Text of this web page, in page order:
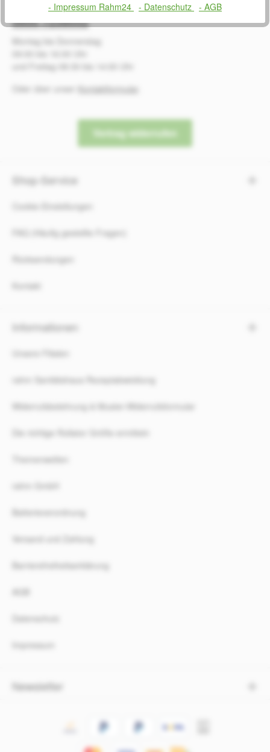
0800 7238052
Montag bis Donnerstag
und Freitag 08:30 bis 14:00 Uhr
Oder über unser
Kontaktformular
Vertrag widerrufen
Shop-Service
Cookie-Einstellungen
FAQ (Häufig gestellte Fragen)
Rücksendungen
Kontakt
Informationen
Unsere Filialen
rahm Sanitätshaus Rezeptabwicklung
Widerrufsbelehrung & Muster-Widerrufsformular
Die richtige Rollator Größe ermitteln
Themenwelten
rahm GmbH
Batterieverordnung
Versand und Zahlung
Barrierefreiheitserklärung
Datenschutz
Impressum
Newsletter
- Impressum Rahm24 - Datenschutz - AGB